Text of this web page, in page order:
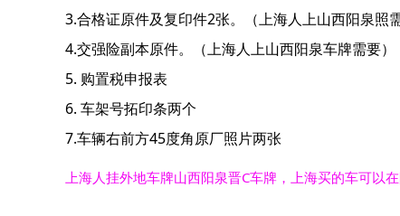
3.合格证原件及复印件2张。（上海人上山西阳泉照需
4.交强险副本原件。（上海人上山西阳泉车牌需要）
5. 购置税申报表
6. 车架号拓印条两个
7.车辆右前方45度角原厂照片两张
上海人挂外地车牌山西阳泉晋C车牌，上海买的车可以